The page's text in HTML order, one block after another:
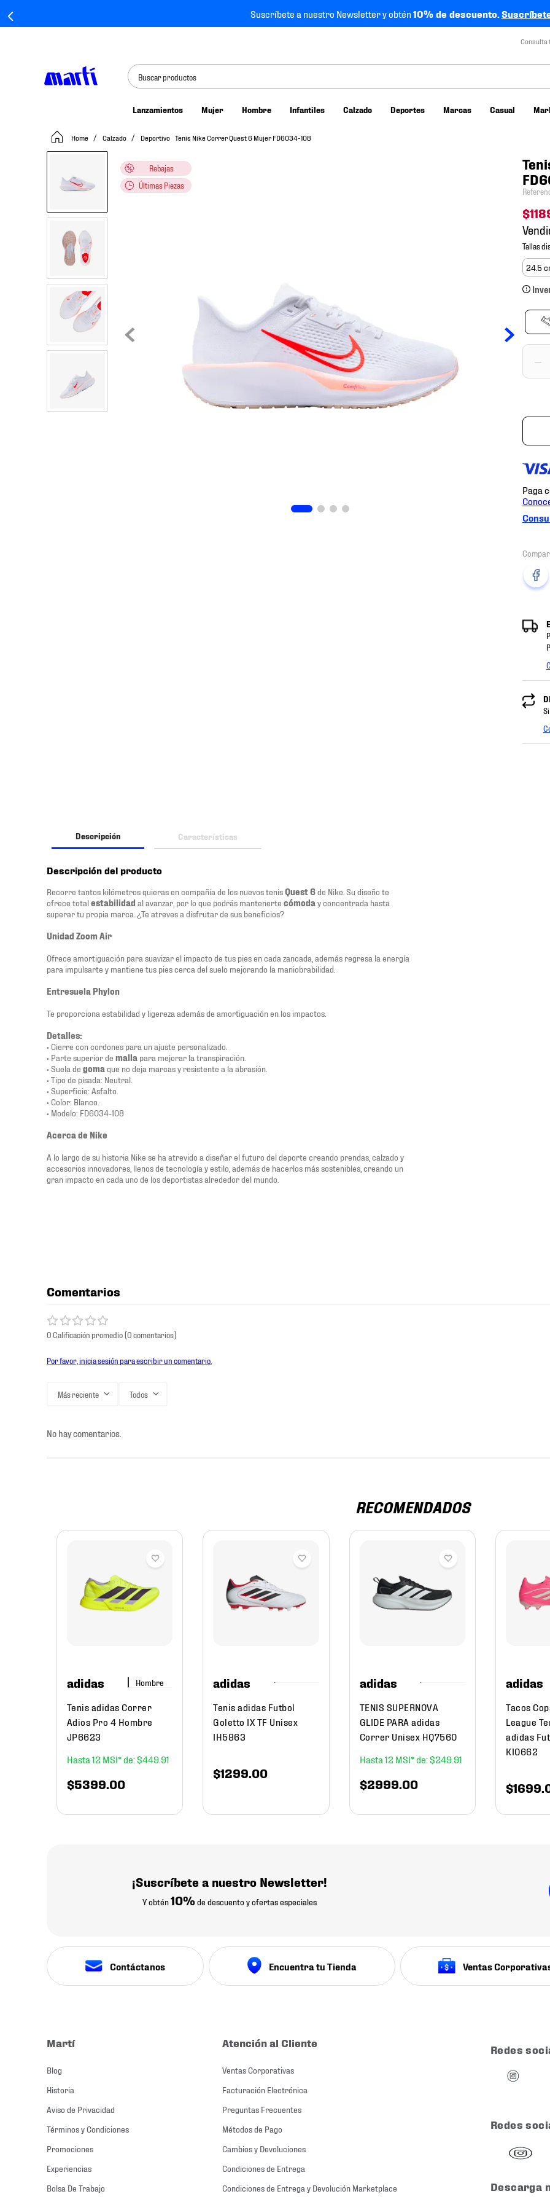
Suscríbete a nuestro Newsletter y obtén10% de descuento.
Consulta
Buscar productos
Lanzamientos Mujer Hombre Infantiles Calzado Deportes Marcas Casual
Calzado Deportivo Tenis Nike Correr Quest 6 Mujer FD6034-108
Rebajas
Últimas Piezas
$
24.5
－
Descripción Características
Descripción del producto
Recorre tantos kilómetros quieras en compañía de los nuevos tenisQuest 6de Nike. Su diseño te
ofrece totalestabilidad al avanzar, por lo que podrás mantenerte cómoda y concentrada hasta
superar tu propia marca. ¿Te atreves a disfrutar de sus beneficios?
Unidad Zoom Air
Ofrece amortiguación para suavizar el impacto de tus pies en cada zancada, además regresa la energía
para impulsarte y mantiene tus pies cerca del suelo mejorando la maniobrabilidad.
Entresuela Phylon
Te proporciona estabilidad y ligereza además de amortiguación en los impactos.
Detalles:
• Cierre con cordones para un ajuste personalizado.
• Parte superior de malla para mejorar la transpiración.
• Suela de goma que no deja marcas y resistente a la abrasión.
• Tipo de pisada: Neutral.
• Superficie: Asfalto.
• Color: Blanco.
• Modelo: FD6034-108
Acerca de Nike
A lo largo de su historia Nike se ha atrevido a diseñar el futuro del deporte creando prendas, calzado y
accesorios innovadores, llenos de tecnología y estilo, además de hacerlos más sostenibles, creando un
gran impacto en cada uno de los deportistas alrededor del mundo.
Comentarios
0 Calificación promedio(0 comentarios)
Por favor, inicia sesión para escribir un comentario.
Más reciente Todos
No hay comentarios.
RECOMENDADOS
adidas Hombre
Tenis adidas Correr
Adios Pro 4 Hombre
JP6623
12
$449. 91
$5399.00
adidas
Tenis adidas Futbol
Goletto IX TF Unisex
IH5863
$1299.00
adidas
TENIS SUPERNOVA
GLIDE PARA adidas
Correr Unisex HQ7560
12
$249. 91
$2999.00
adidas
Tacos
League
adidas
KI0662
$1699.
¡Suscríbete a nuestro Newsletter!
Y obtén10% de descuento y ofertas especiales
Contáctanos Encuentra tu Tienda Ventas
Martí
Blog
Historia
Aviso de Privacidad
Términos y Condiciones
Promociones
Experiencias
Bolsa De Trabajo
Atención al Cliente
Ventas Corporativas
Facturación Electrónica
Preguntas Frecuentes
Métodos de Pago
Cambios y Devoluciones
Condiciones de Entrega
Condiciones de Entrega y Devolución Marketplace
Redes
Redes
Descarga
tenis mujer
tenis niño